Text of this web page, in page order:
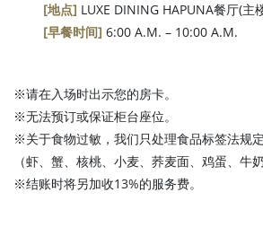
[地点] LUXE DINING HAPUNA餐厅(主
[早餐时间] 6:00 A.M. – 10:00 A.M.
※请在入场时出示您的房卡。
※无法预订或保证柜台座位。
※关于食物过敏，我们只处理食品标签法规
（虾、蟹、核桃、小麦、荞麦面、鸡蛋、牛
※结账时将另加收13%的服务费。